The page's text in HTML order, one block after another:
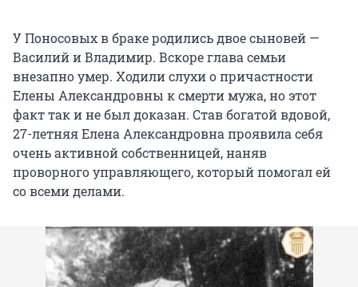
У Поносовых в браке родились двое сыновей —
Василий и Владимир. Вскоре глава семьи
внезапно умер. Ходили слухи о причастности
Елены Александровны к смерти мужа, но этот
факт так и не был доказан. Став богатой вдовой,
27-летняя Елена Александровна проявила себя
очень активной собственницей, наняв
проворного управляющего, который помогал ей
со всеми делами.